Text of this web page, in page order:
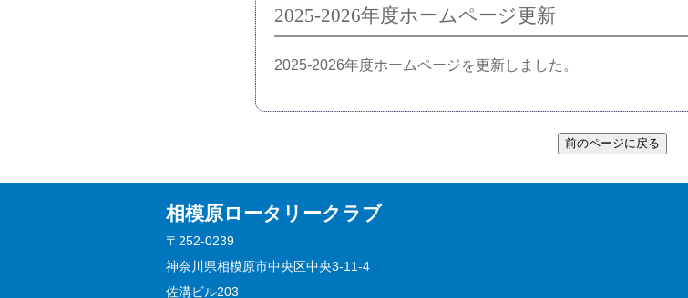
2025-2026年度ホームページ更新
2025-2026年度ホームページを更新しました。
相模原ロータリークラブ
〒252-0239
神奈川県相模原市中央区中央3-11-4
佐溝ビル203